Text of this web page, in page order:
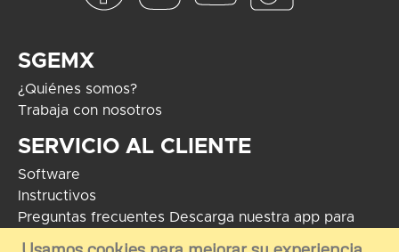
SGEMX
¿Quiénes somos?
Trabaja con nosotros
SERVICIO AL CLIENTE
Software
Instructivos
Preguntas frecuentes Descarga nuestra app para
Android